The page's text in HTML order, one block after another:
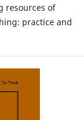
resources of
practice and